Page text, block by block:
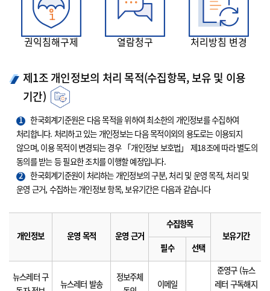
권익침해구제 열람청구 처리방침 변경
제1조 개인정보의 처리 목적(수집항목, 보유 및 이용
기간)
1
한국회계기준원은 다음 목적을 위하여 최소한의 개인정보를 수집하여
처리합니다. 처리하고 있는 개인정보는 다음 목적이외의 용도로는 이용되지
않으며, 이용 목적이 변경되는 경우 「개인정보 보호법」 제18조에 따라 별도의
동의를 받는 등 필요한 조치를 이행할 예정입니다.
2
한국회계기준원이 처리하는 개인정보의 구분, 처리 및 운영 목적, 처리 및
운영 근거, 수집하는 개인정보 항목, 보유기간은 다음과 같습니다
개인정보 운영 목적 운영 근거
수집항목
보유기간
필수
선택
뉴스레터 구
뉴스레터 발송
정보주체
이메일
준영구 (뉴스
레터 구독해지